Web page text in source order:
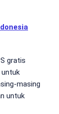
gratis
untuk
masing
untuk